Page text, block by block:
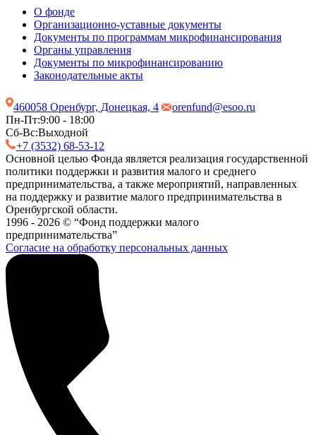
О фонде
Организационно-уставные документы
Документы по программам микрофинансирования
Органы управления
Документы по микрофинансированию
Законодательные акты
460058 Оренбург, Донецкая, 4
orenfund@esoo.ru
Пн-Пт:9:00 - 18:00
Сб-Вс:Выходной
+7 (3532) 68-53-12
Основной целью Фонда является реализация государственной
политики поддержки и развития малого и среднего
предпринимательства, а также мероприятий, направленных
на поддержку и развитие малого предпринимательства в
Оренбургской области.
1996 - 2026 © “Фонд поддержки малого
предпринимательства”
Согласие на обработку персональных данных